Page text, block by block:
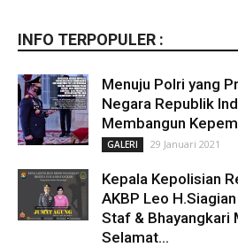
INFO TERPOPULER :
Menuju Polri yang
Negara Republik
Membangun
GALERI 29 Januari 2021
Kepala Kepolisian
AKBP Leo
Staf & Bhayangkari
Selamat...